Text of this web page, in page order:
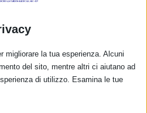
migliorare la tua esperienza. Alcuni
del sito, mentre altri ci aiutano ad
di utilizzo. Esamina le tue